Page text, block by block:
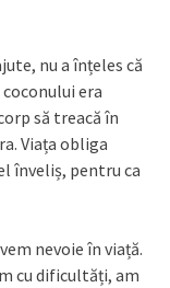
nu a înțeles că
era
să treacă în
Viața obliga
înveliș, pentru ca
nevoie în viață.
cu dificultăți, am